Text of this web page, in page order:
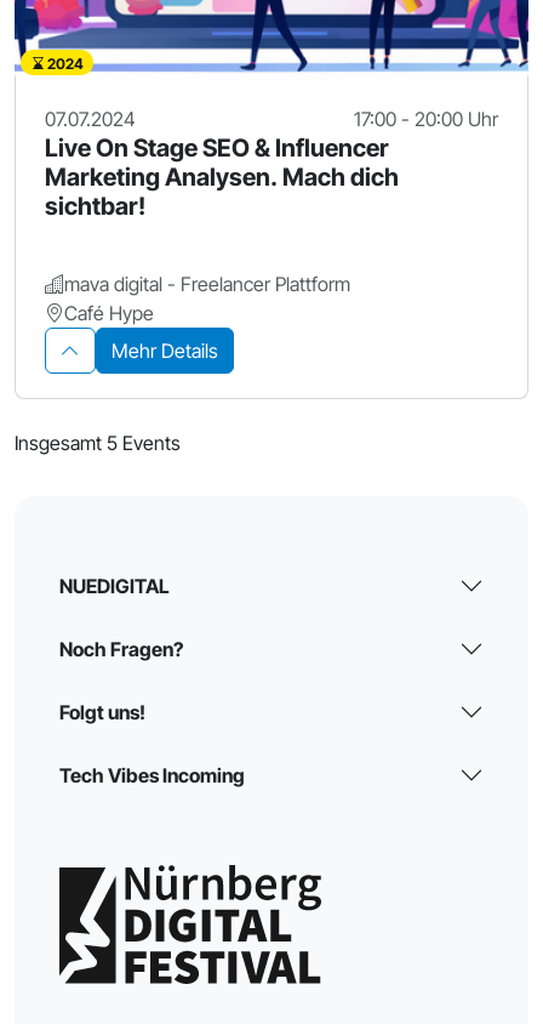
2024
07.07.2024 17:00 - 20:00 Uhr
Live On Stage SEO & Influencer
Marketing Analysen. Mach dich
sichtbar!
mava digital - Freelancer Plattform
Café Hype
Mehr Details
Insgesamt 5 Events
NUEDIGITAL
Noch Fragen?
Folgt uns!
Tech Vibes Incoming